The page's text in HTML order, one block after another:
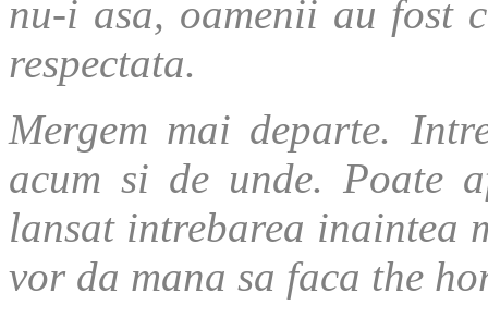
nu-i asa, oamenii au fost
respectata.
Mergem mai departe.
acum si de unde. Poate
lansat intrebarea inaintea
vor da mana sa faca the